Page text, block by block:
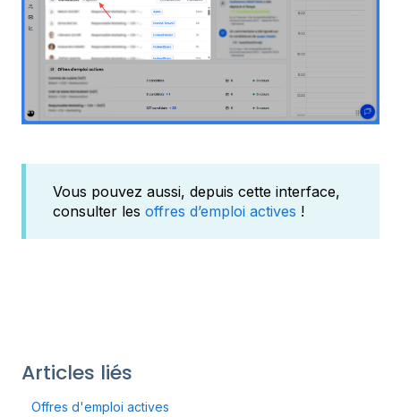
Vous pouvez aussi, depuis cette interface,
consulter les offres d’emploi actives !
Articles liés
Offres d'emploi actives